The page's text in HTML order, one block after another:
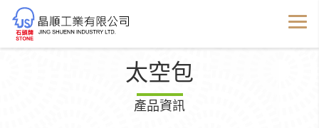
太空包
產品資訊